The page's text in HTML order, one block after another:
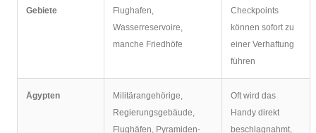
Gebiete
Flughafen,
Wasserreservoire,
manche Friedhöfe
Checkpoints
können sofort zu
einer Verhaftung
führen
Ägypten
Militärangehörige,
Regierungsgebäude,
Flughäfen, Pyramiden-
Oft wird das
Handy direkt
beschlagnahmt,